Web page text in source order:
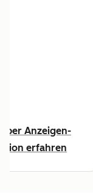
Anzeigen-
erfahren